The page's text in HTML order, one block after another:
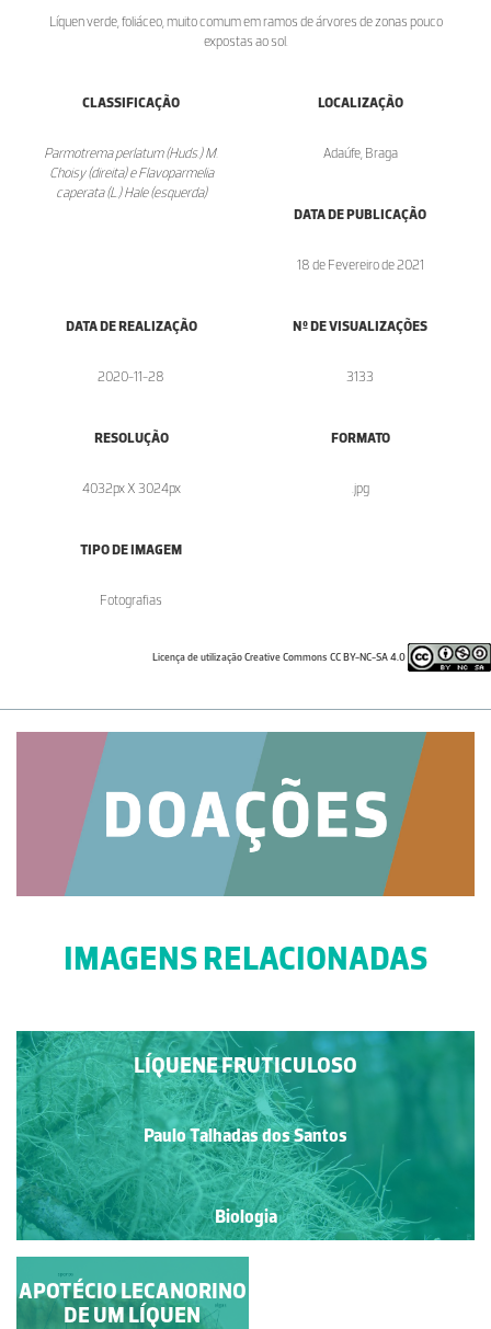
Líquen verde, foliáceo, muito comum em ramos de árvores de zonas pouco
expostas ao sol.
CLASSIFICAÇÃO
Parmotrema perlatum (Huds.) M.
Choisy (direita) e Flavoparmelia
caperata (L.) Hale (esquerda)
LOCALIZAÇÃO
Adaúfe, Braga
DATA DE PUBLICAÇÃO
18 de Fevereiro de 2021
DATA DE REALIZAÇÃO
2020-11-28
Nº DE VISUALIZAÇÕES
3133
RESOLUÇÃO
4032px X 3024px
FORMATO
.jpg
TIPO DE IMAGEM
Fotografias
Licença de utilização Creative Commons CC BY-NC-SA 4.0
IMAGENS RELACIONADAS
LÍQUENE FRUTICULOSO
Paulo Talhadas dos Santos
Biologia
LÍQUENE FOLHOSO
APOTÉCIO LECANORINO
DE UM LÍQUEN